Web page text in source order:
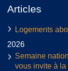
Articles
Logements
2026
Semaine
vous invite à